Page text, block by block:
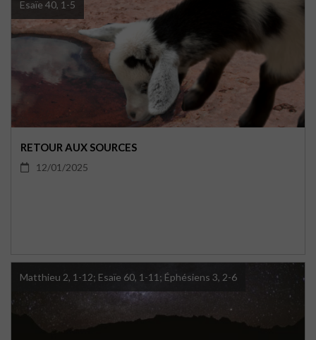
Esaïe 40, 1-5
RETOUR AUX SOURCES
12/01/2025
Matthieu 2, 1-12; Esaïe 60, 1-11; Éphésiens 3, 2-6